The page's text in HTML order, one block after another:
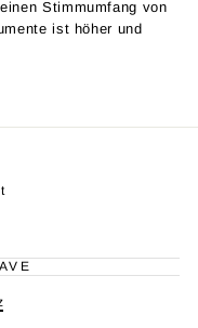
Stimmumfang von
ist höher und